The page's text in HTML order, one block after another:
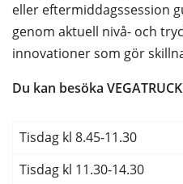
eller eftermiddagssession
genom aktuell nivå- och
innovationer som gör
Du kan besöka
Tisdag kl 8.45-11.30
Tisdag kl 11.30-14.30